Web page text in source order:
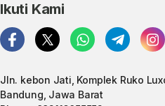
Ikuti Kami
Jln. kebon Jati, Komplek Ruko
Bandung, Jawa Barat